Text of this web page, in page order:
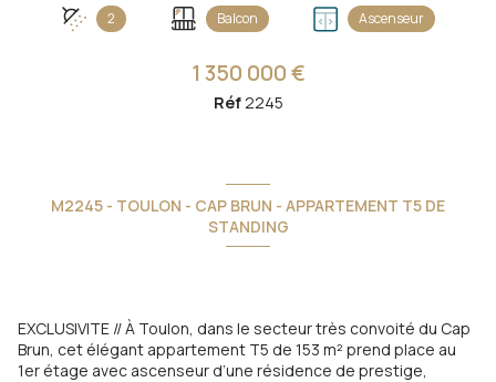
2 Balcon Ascenseur
1 350 000 €
Réf2245
M2245 - TOULON - CAP BRUN - APPARTEMENT T5 DE
STANDING
EXCLUSIVITE // À Toulon, dans le secteur très convoité du Cap
Brun, cet élégant appartement T5 de 153 m² prend place au
1er étage avec ascenseur d’une résidence de prestige,